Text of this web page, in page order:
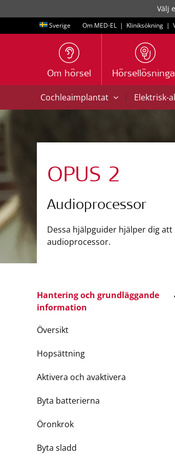
Välj
Sverige Om MED-EL | Kliniksökning |
Om hörsel
Cochleaimplantat | Elektrisk-
OPUS 2
Audioprocessor
Dessa hjälpguider hjälper dig att
audioprocessor.
Hantering och grundläggande
information
Översikt
Hopsättning
Aktivera och avaktivera
Byta batterierna
Öronkrok
Byta sladd